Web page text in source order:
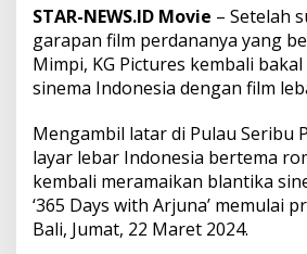
a
3
6
5
a
s
w
i
t
STAR-NEWS.ID Movie – Setelah
garapan film perdananya yang
Mimpi, KG Pictures kembali
sinema Indonesia dengan film
Mengambil latar di Pulau Seribu
layar lebar Indonesia bertema
kembali meramaikan blantika
‘365 Days with Arjuna’ memulai
Bali, Jumat, 22 Maret 2024.